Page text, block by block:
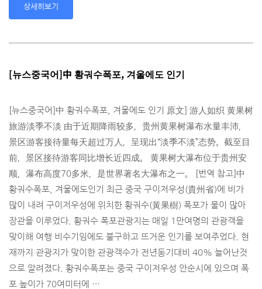
상세히보기
[뉴스중국어]中 황궈수폭포, 겨울에도 인기
[뉴스중국어]中 황궈수폭포, 겨울에도 인기 原文] 游人如织 黄果树
旅游淡季不淡 由于近期降雨较多，贵州黄果树瀑布水量丰沛，
景区游客接待量每天超过万人，呈现出“淡­季不淡”态势。截至目
前，景区接待游客同比增长近四成。 黄果树大瀑布位于贵州安
顺，瀑布高度70多米，是世界著名大瀑布之一。 [번역 참고]中
황궈수폭포, 겨울에도인기 최근 중국 구이저우성(貴州省)에 비가
많이 내려 구이저우성에 위치한 황궈수(黃果樹) 폭포가 물이 많아
장관을 이루었다. 황궈수 폭포관광지는 매일 1만여명의 관광객을
맞이해 여행 비수기임에도 불구하고 뜨거운 인기를 보여주었다. 현
재까지 관광지가 맞이한 관광객수가 전년동기대비 40% 늘어난것
으로 알려졌다. 황궈수폭포는 중국 구이저우성 안순시에 있으며 폭
포 높이가 70여미터에 …